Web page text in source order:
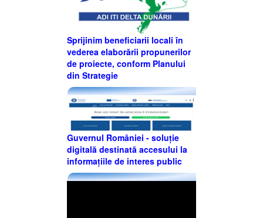
Sprijinim beneficiarii locali în
vederea elaborării propunerilor
de proiecte, conform Planului
din Strategie
Guvernul României - soluție
digitală destinată accesului la
informațiile de interes public